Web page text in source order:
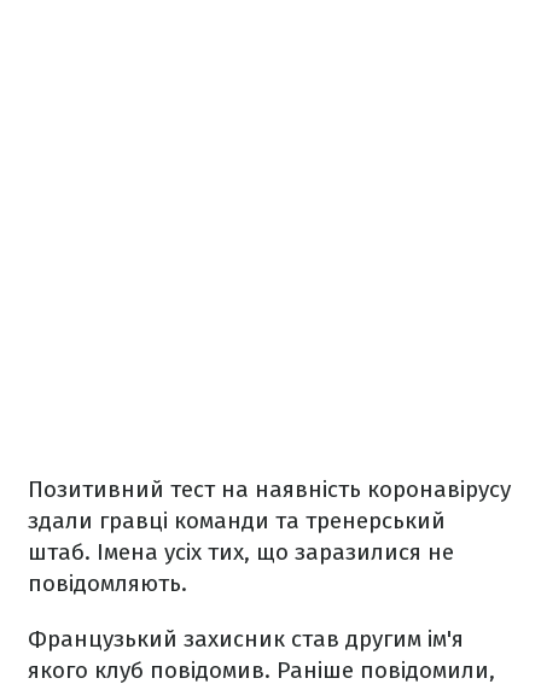
Позитивний тест на наявність коронавірусу
здали гравці команди та тренерський
штаб. Імена усіх тих, що заразилися не
повідомляють.
Французький захисник став другим ім'я
якого клуб повідомив. Раніше повідомили,